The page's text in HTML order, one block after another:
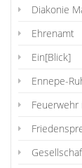
Diakonie
Ehrenamt
Ein[Blick]
Ennepe-
Feuerwehr